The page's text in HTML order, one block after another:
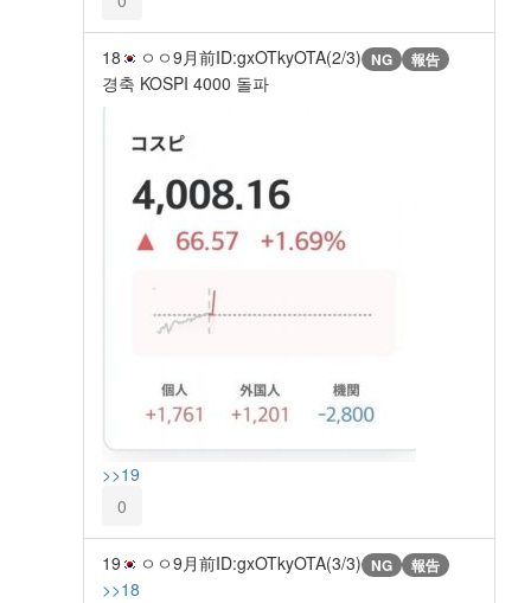
18 ㅇㅇ9月前ID:gxOTkyOTA(2/3) NG 報告
경축 KOSPI 4000 돌파
>>19
0
19 ㅇㅇ9月前ID:gxOTkyOTA(3/3) NG 報告
>>18